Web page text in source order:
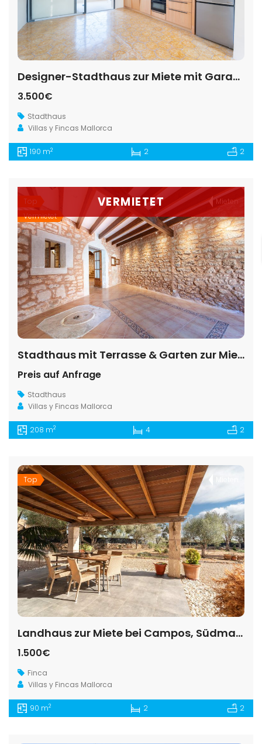
Designer-Stadthaus zur Miete mit Garage und Aufzug nahe der Plaza Mayor von Santanyí
3.500€
Stadthaus
Villas y Fincas Mallorca
190 m2 2 2
VERMIETET
Top
Vermietet
Mieten
Stadthaus mit Terrasse & Garten zur Miete in Santanyí
Preis auf Anfrage
Stadthaus
Villas y Fincas Mallorca
208 m2 4 2
Top
Landhaus zur Miete bei Campos, Südmallorca
1.500€
Finca
Villas y Fincas Mallorca
90 m2 2 2